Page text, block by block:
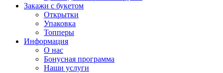
Закажи с букетом
Открытки
Упаковка
Топперы
Информация
О нас
Бонусная программа
Наши услуги